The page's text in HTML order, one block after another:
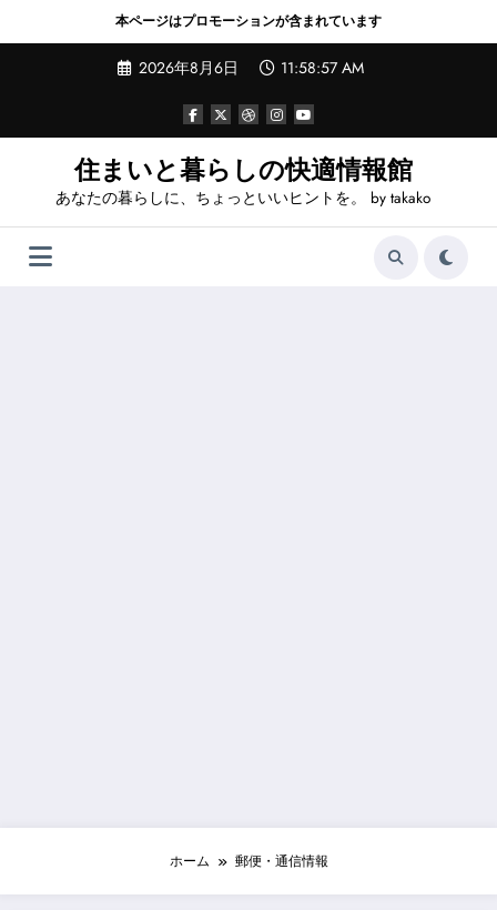
本ページはプロモーションが含まれています
ツ
2026年8月6日 11:58:57 AM
住まいと暮らしの快適情報館
あなたの暮らしに、ちょっといいヒントを。 by takako
ホーム 郵便・通信情報